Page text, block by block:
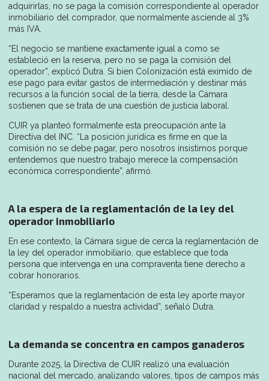
adquirirlas, no se paga la comisión correspondiente al operador
inmobiliario del comprador, que normalmente asciende al 3%
más IVA.
“El negocio se mantiene exactamente igual a como se
estableció en la reserva, pero no se paga la comisión del
operador”, explicó Dutra. Si bien Colonización está eximido de
ese pago para evitar gastos de intermediación y destinar más
recursos a la función social de la tierra, desde la Cámara
sostienen que se trata de una cuestión de justicia laboral.
CUIR ya planteó formalmente esta preocupación ante la
Directiva del INC. “La posición jurídica es firme en que la
comisión no se debe pagar, pero nosotros insistimos porque
entendemos que nuestro trabajo merece la compensación
económica correspondiente”, afirmó.
A la espera de la reglamentación de la ley del
operador inmobiliario
En ese contexto, la Cámara sigue de cerca la reglamentación de
la ley del operador inmobiliario, que establece que toda
persona que intervenga en una compraventa tiene derecho a
cobrar honorarios.
“Esperamos que la reglamentación de esta ley aporte mayor
claridad y respaldo a nuestra actividad”, señaló Dutra.
La demanda se concentra en campos ganaderos
Durante 2025, la Directiva de CUIR realizó una evaluación
nacional del mercado, analizando valores, tipos de campos más